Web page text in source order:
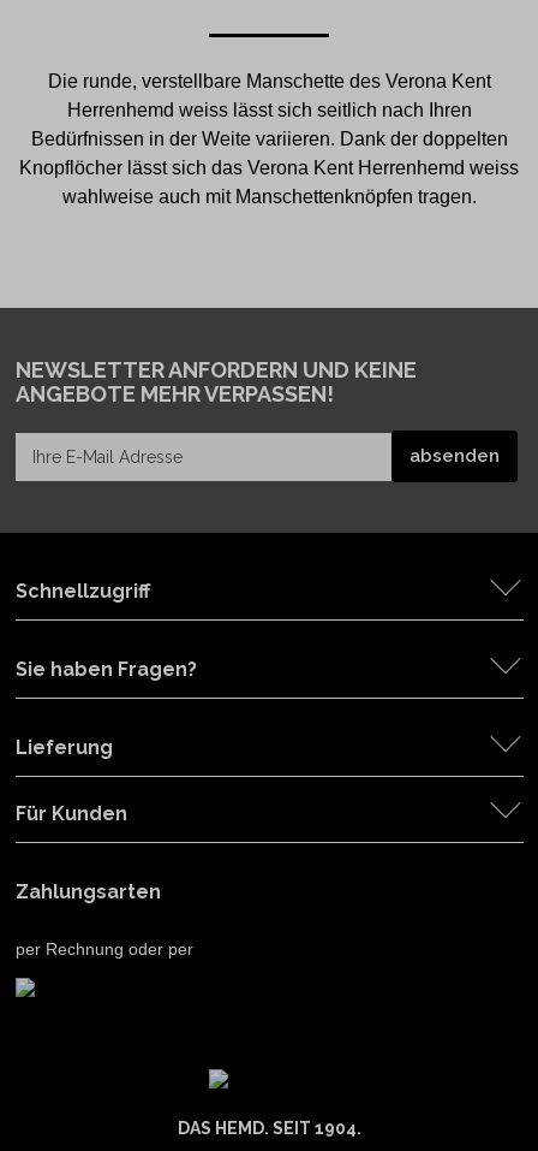
Die runde, verstellbare Manschette des Verona Kent
Herrenhemd weiss lässt sich seitlich nach Ihren
Bedürfnissen in der Weite variieren. Dank der doppelten
Knopflöcher lässt sich das Verona Kent Herrenhemd weiss
wahlweise auch mit Manschettenknöpfen tragen.
NEWSLETTER ANFORDERN UND KEINE
ANGEBOTE MEHR VERPASSEN!
Schnellzugriff
Sie haben Fragen?
Lieferung
Für Kunden
Zahlungsarten
per Rechnung oder per
DAS HEMD. SEIT 1904.